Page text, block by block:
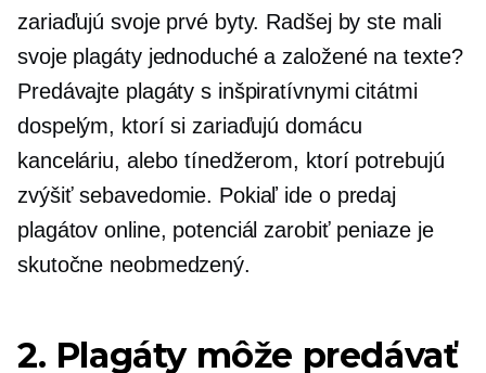
zariaďujú svoje prvé byty. Radšej by ste mali
svoje plagáty jednoduché a založené na texte?
Predávajte plagáty s inšpiratívnymi citátmi
dospelým, ktorí si zariaďujú domácu
kanceláriu, alebo tínedžerom, ktorí potrebujú
zvýšiť sebavedomie. Pokiaľ ide o predaj
plagátov online, potenciál zarobiť peniaze je
skutočne neobmedzený.
2. Plagáty môže predávať